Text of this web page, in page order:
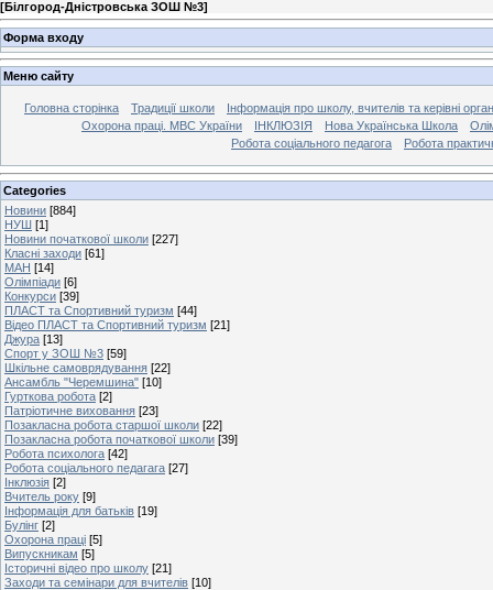
[Білгород-Дністровська ЗОШ №3]
Форма входу
Меню сайту
Головна сторінка Традиції школи
Інформація про школу, вчителів та керівні
Охорона праці. МВС України
ІНКЛЮЗІЯ Нова Українська Школа
Робота соціального педагога
Робота
Categories
Новини [884]
НУШ [1]
Новини початкової школи [227]
Класні заходи [61]
МАН [14]
Олімпіади [6]
Конкурси [39]
ПЛАСТ та Спортивний туризм [44]
Відео ПЛАСТ та Спортивний туризм [21]
Джура [13]
Спорт у ЗОШ №3 [59]
Шкільне самоврядування [22]
Ансамбль "Черемшина" [10]
Гурткова робота [2]
Патріотичне виховання [23]
Позакласна робота старшої школи [22]
Позакласна робота початкової школи [39]
Робота психолога [42]
Робота соціального педагага [27]
Інклюзія [2]
Вчитель року [9]
Інформація для батьків [19]
Булінг [2]
Охорона праці [5]
Випускникам [5]
Історичні відео про школу [21]
Заходи та семінари для вчителів [10]